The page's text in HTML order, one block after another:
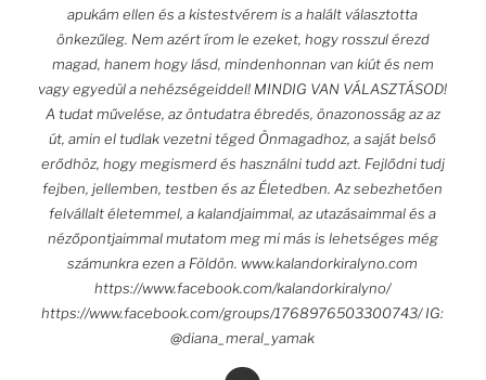
apukám ellen és a kistestvérem is a halált választotta
önkezűleg. Nem azért írom le ezeket, hogy rosszul érezd
magad, hanem hogy lásd, mindenhonnan van kiút és nem
vagy egyedül a nehézségeiddel! MINDIG VAN VÁLASZTÁSOD!
A tudat művelése, az öntudatra ébredés, önazonosság az az
út, amin el tudlak vezetni téged Önmagadhoz, a saját belső
erődhöz, hogy megismerd és használni tudd azt. Fejlődni tudj
fejben, jellemben, testben és az Életedben. Az sebezhetően
felvállalt életemmel, a kalandjaimmal, az utazásaimmal és a
nézőpontjaimmal mutatom meg mi más is lehetséges még
számunkra ezen a Földön. www.kalandorkiralyno.com
https://www.facebook.com/kalandorkiralyno/
https://www.facebook.com/groups/1768976503300743/ IG:
@diana_meral_yamak